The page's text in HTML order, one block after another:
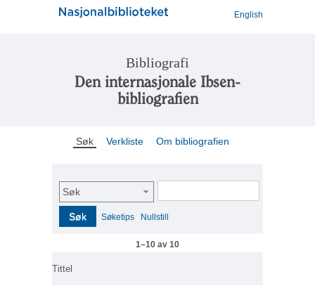
English
Bibliografi
Den internasjonale Ibsen-
bibliografien
Søk Verkliste Om bibliografien
Søk
Søk Søketips Nullstill
1–10 av 10
Tittel